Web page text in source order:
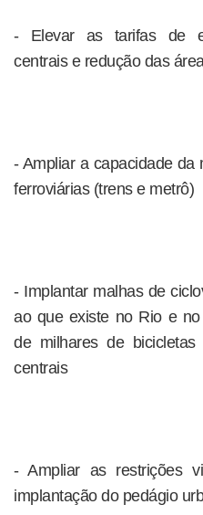
- Elevar as tarifas de
centrais e redução das
- Ampliar a capacidade da
ferroviárias (trens e metrô)
- Implantar malhas de
ao que existe no Rio e
de milhares de
centrais
- Ampliar as restrições
implantação do pedágio